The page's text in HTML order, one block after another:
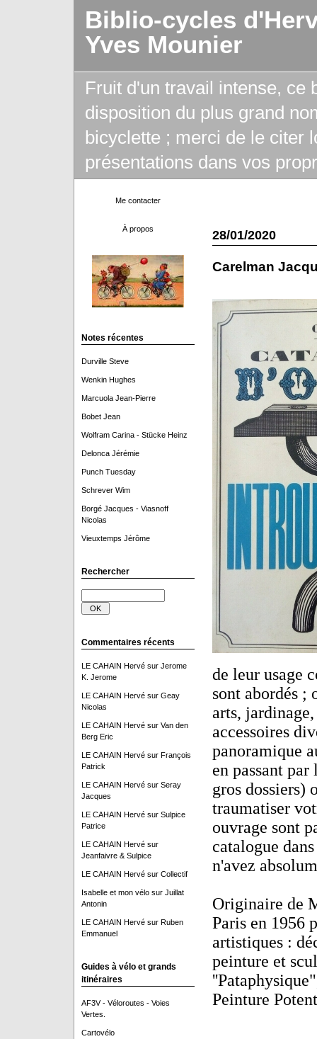
Biblio-cycles
Yves Mounier
Fruit d'un travail intense, ce
disposition du plus grand
bicyclette ; merci de le citer
présentations dans vos
Me contacter
À propos
Notes récentes
Durville Steve
Wenkin Hughes
Marcuola Jean-Pierre
Bobet Jean
Wolfram Carina - Stücke Heinz
Delonca Jérémie
Punch Tuesday
Schrever Wim
Borgé Jacques - Viasnoff
Nicolas
Vieuxtemps Jérôme
Rechercher
Commentaires récents
LE CAHAIN Hervésur Jerome
K. Jerome
LE CAHAIN Hervésur Geay
Nicolas
LE CAHAIN Hervésur Van den
Berg Eric
LE CAHAIN Hervésur François
Patrick
LE CAHAIN Hervésur Seray
Jacques
LE CAHAIN Hervésur Sulpice
Patrice
LE CAHAIN Hervésur
Jeanfaivre & Sulpice
LE CAHAIN Hervésur Collectif
Isabelle et mon vélosur Juillat
Antonin
LE CAHAIN Hervésur Ruben
Emmanuel
Guides à vélo et grands
itinéraires
AF3V - Véloroutes - Voies
Vertes.
Cartovélo
28/01/2020
Carelman
de leur usage
sont abordés ;
arts,
accessoires
panoramique
en passant
gros dossiers)
traumatiser
ouvrage sont
catalogue
n'avez
Originaire de
Paris en 1956
artistiques :
peinture et
Peinture